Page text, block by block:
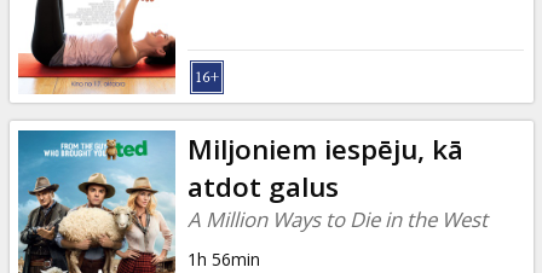
Miljoniem iespēju, kā
atdot galus
A Million Ways to Die in the West
1h 56min